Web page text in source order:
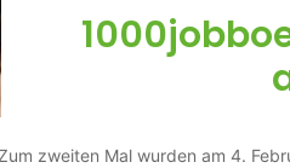
zweiten Mal wurden am 4.